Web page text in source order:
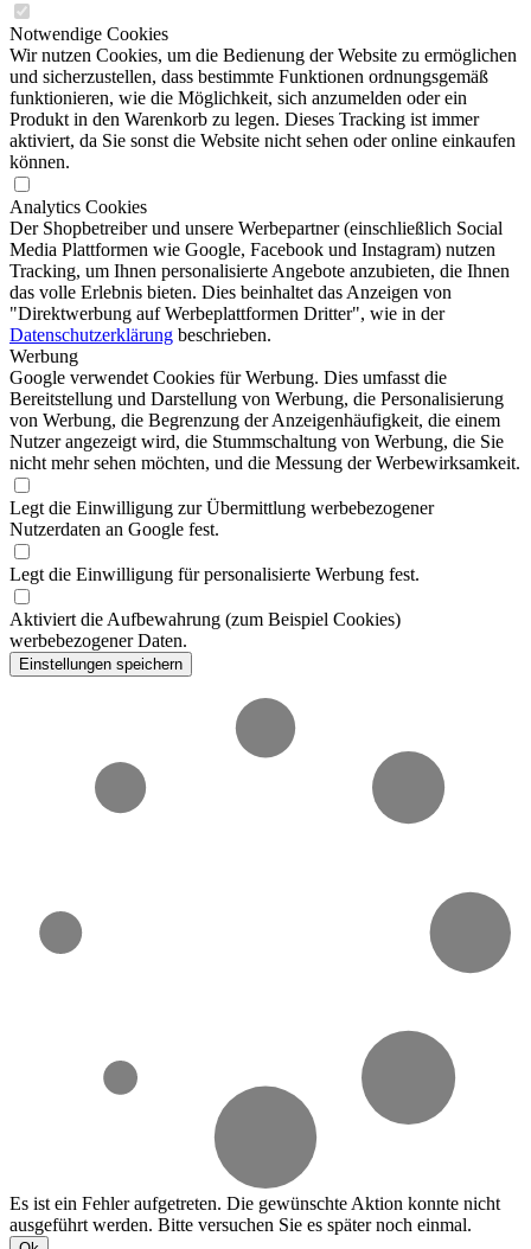
Notwendige Cookies
Wir nutzen Cookies, um die Bedienung der Website zu ermöglichen
und sicherzustellen, dass bestimmte Funktionen ordnungsgemäß
funktionieren, wie die Möglichkeit, sich anzumelden oder ein
Produkt in den Warenkorb zu legen. Dieses Tracking ist immer
aktiviert, da Sie sonst die Website nicht sehen oder online einkaufen
können.
Analytics Cookies
Der Shopbetreiber und unsere Werbepartner (einschließlich Social
Media Plattformen wie Google, Facebook und Instagram) nutzen
Tracking, um Ihnen personalisierte Angebote anzubieten, die Ihnen
das volle Erlebnis bieten. Dies beinhaltet das Anzeigen von
"Direktwerbung auf Werbeplattformen Dritter", wie in der
Datenschutzerklärung beschrieben.
Werbung
Google verwendet Cookies für Werbung. Dies umfasst die
Bereitstellung und Darstellung von Werbung, die Personalisierung
von Werbung, die Begrenzung der Anzeigenhäufigkeit, die einem
Nutzer angezeigt wird, die Stummschaltung von Werbung, die Sie
nicht mehr sehen möchten, und die Messung der Werbewirksamkeit.
Legt die Einwilligung zur Übermittlung werbebezogener
Nutzerdaten an Google fest.
Legt die Einwilligung für personalisierte Werbung fest.
Aktiviert die Aufbewahrung (zum Beispiel Cookies)
werbebezogener Daten.
Einstellungen speichern
Es ist ein Fehler aufgetreten. Die gewünschte Aktion konnte nicht
ausgeführt werden. Bitte versuchen Sie es später noch einmal.